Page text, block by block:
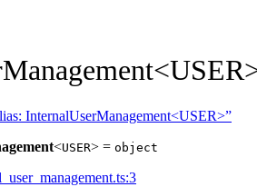
InternalUserManagement<USER>”
<USER> = object